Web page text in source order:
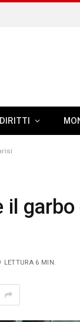
DIRITTI
garbo
LETTURA 6 MIN.